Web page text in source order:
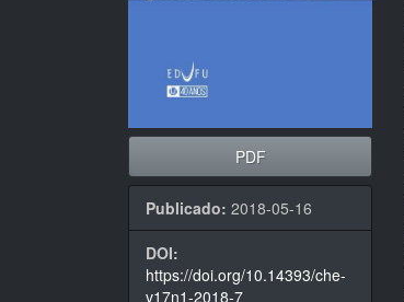
PDF
Publicado: 2018-05-16
DOI:
https://doi.org/10.14393/che-
v17n1-2018-7